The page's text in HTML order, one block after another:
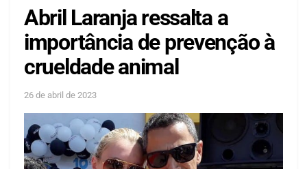
Abril Laranja ressalta a
importância de prevenção à
crueldade animal
26 de abril de 2023